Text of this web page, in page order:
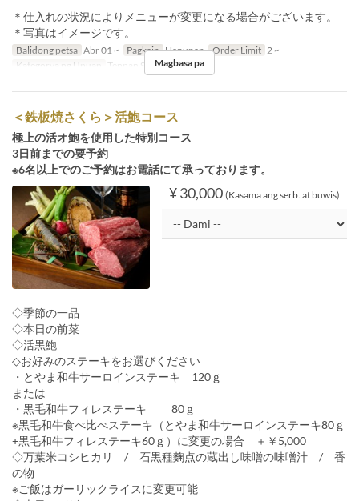
＊仕入れの状況によりメニューが変更になる場合がございます。
＊写真はイメージです。
Balidong petsa Abr 01 ~ Pagkain Hapunan Order Limit 2 ~
Kategorya ng Upuan
Teppan SAKURAMagbasa pa
＜鉄板焼さくら＞活鮑コース
極上の活オ鮑を使用した特別コース
3日前までの要予約
※6名以上でのご予約はお電話にて承っております。
¥ 30,000 (Kasama ang serb. at buwis)
◇季節の一品
◇本日の前菜
◇活黒鮑
◇お好みのステーキをお選びください
・とやま和牛サーロインステーキ 120ｇ
または
・黒毛和牛フィレステーキ 80ｇ
※黒毛和牛食べ比べステーキ（とやま和牛サーロインステーキ80ｇ
+黒毛和牛フィレステーキ60ｇ）に変更の場合 ＋￥5,000
◇万葉米コシヒカリ / 石黒種麴点の蔵出し味噌の味噌汁 / 香
の物
※ご飯はガーリックライスに変更可能